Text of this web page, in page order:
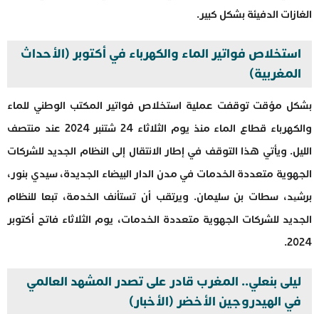
الغازات الدفيئة بشكل كبير.
استخلاص فواتير الماء والكهرباء في أكتوبر (الأحداث
المغربية)
بشكل مؤقت توقفت عملية استخلاص فواتير المكتب الوطني للماء
والكهرباء قطاع الماء منذ يوم الثلاثاء 24 شتنبر 2024 عند منتصف
الليل. ويأتي هذا التوقف في إطار الانتقال إلى النظام الجديد للشركات
الجهوية متعددة الخدمات في مدن الدار البيضاء الجديدة، سيدي بنور،
برشید، سطات بن سليمان. ويرتقب أن تستأنف الخدمة، تبعا للنظام
الجديد للشركات الجهوية متعددة الخدمات، يوم الثلاثاء فاتح أكتوبر
2024.
ليلى بنعلي.. المغرب قادر على تصدر المشهد العالمي
في الهيدروجين الأخضر (الأخبار)